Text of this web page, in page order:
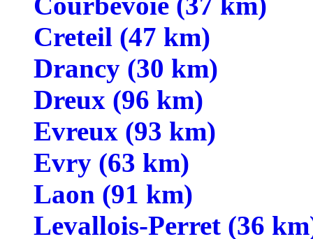
Creteil (47 km)
Drancy (30 km)
Dreux (96 km)
Evreux (93 km)
Evry (63 km)
Laon (91 km)
Levallois-Perret (36